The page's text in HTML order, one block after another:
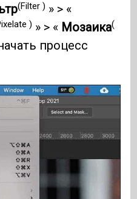
(Filter ) » > «
) » > « Мозаика(
процесс